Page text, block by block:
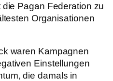
Pagan Federation zu
Organisationen
waren Kampagnen
Einstellungen
die damals in